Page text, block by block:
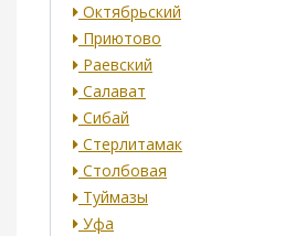
Октябрьский
Приютово
Раевский
Салават
Сибай
Стерлитамак
Столбовая
Туймазы
Уфа